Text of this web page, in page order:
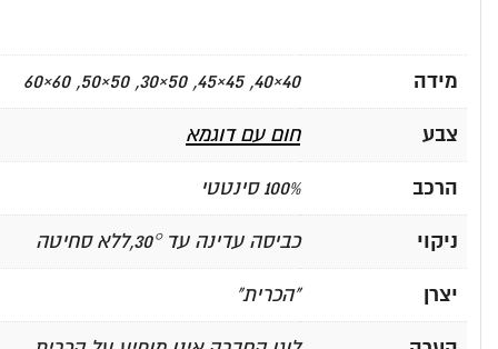
מידה 40×40, 45×45, 50×30, 50×50, 60×60
צבע חום עם דוגמא
הרכב 100% סינטטי
ניקוי כביסה עדינה עד 30°,ללא סחיטה
יצרן "הכרית"